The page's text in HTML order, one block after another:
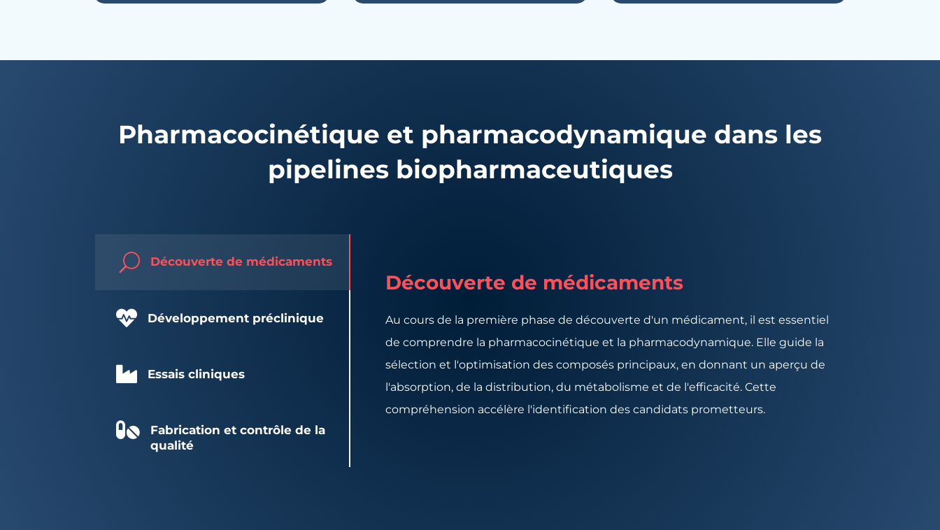
Pharmacocinétique et pharmacodynamique dans les
pipelines biopharmaceutiques
U Découverte de médicaments
 Développement préclinique
 Essais cliniques

Fabrication et contrôle de la
qualité
Découverte de médicaments
Au cours de la première phase de découverte d'un médicament, il est essentiel
de comprendre la pharmacocinétique et la pharmacodynamique. Elle guide la
sélection et l'optimisation des composés principaux, en donnant un aperçu de
l'absorption, de la distribution, du métabolisme et de l'efficacité. Cette
compréhension accélère l'identification des candidats prometteurs.